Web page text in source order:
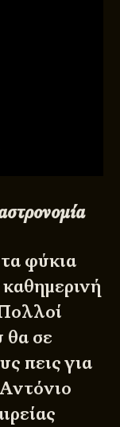
φύκια
θα σε
πεις για